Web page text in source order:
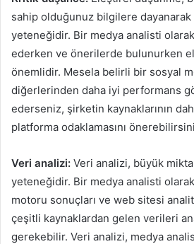
sahip olduğunuz bilgilere
yeteneğidir. Bir medya analisti
ederken ve önerilerde bulunurken
önemlidir. Mesela belirli bir sosyal
diğerlerinden daha iyi performans
ederseniz, şirketin kaynaklarının
platforma odaklamasını
Veri analizi: Veri analizi, büyük
yeteneğidir. Bir medya analisti
motoru sonuçları ve web sitesi
çeşitli kaynaklardan gelen verileri
gerekebilir. Veri analizi, medya